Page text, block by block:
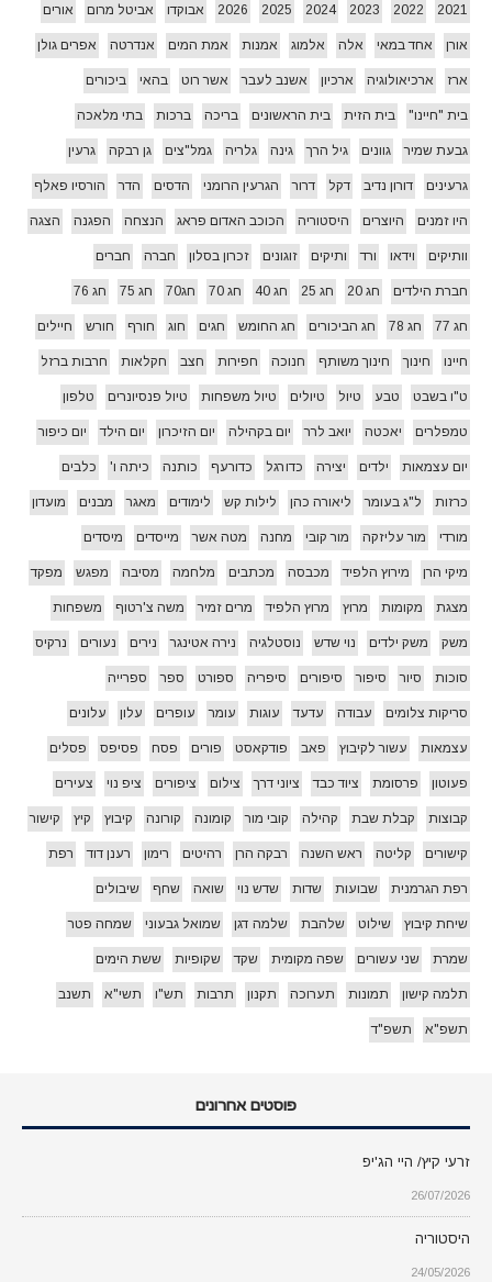
2021
2022
2023
2024
2025
2026 אבוקדו אביטל מרום אורים
אורן אחד במאי אלה אלמוג אמנות אמת המים אנדרטה אפרים גולן
ארז ארכיאולוגיה ארכיון אשנב לעבר אשר רוט בהאי ביכורים
בית "חיינו" בית הזית בית הראשונים בריכה ברכות בתי מלאכה
גבעת שמיר גוונים גיל הרך גינה גלריה גמל"צים גן רבקה גרעין
גרעינים דורון נדיב דקל דרור הגרעין הרומני הדסים הדר הורסיו פאלף
היו זמנים היוצרים היסטוריה הכוכב האדום פראג הנצחה הפגנה הצגה
וותיקים וידאו ורד ותיקים זוגונים זכרון בסלון חברה חברים
חברת הילדים חג 20 חג 25 חג 40 חג 70 חג70 חג 75 חג 76
חג 77 חג 78 חג הביכורים חג החומש חגים חוג חורף חורש חיילים
חיינו חינוך חינוך משותף חנוכה חפירות חצב חקלאות חרבות ברזל
ט"ו בשבט טבע טיול טיולים טיול משפחות טיול פנסיונרים טלפון
טמפלרים יאכטה יואב לרר יום בקהילה יום הזיכרון יום הילד יום כיפור
יום עצמאות ילדים יצירה כדורגל כדורעף כותנה כיתה ו' כלבים
כרזות ל"ג בעומר ליאורה כהן לילות קש לימודים מאגר מבנים מועדון
מורדי מור עליזקה מור קובי מחנה מטה אשר מייסדים מיסדים
מיקי הרן מירוץ הלפיד מכבסה מכתבים מלחמה מסיבה מפגש מפקד
מצגת מקומות מרוץ מרוץ הלפיד מרים זמיר משה צ'רטוף משפחות
משק משק ילדים נוי שדש נוסטלגיה נירה אטינגר נירים נעורים נרקיס
סוכות סיור סיפור סיפורים סיפריה ספורט ספר ספרייה
סריקות צלומים עבודה עדעד עוגות עומר עופרים עלון עלונים
עצמאות עשור לקיבוץ פאב פודקאסט פורים פסח פסיפס פסלים
פעוטון פרסומת ציוד כבד ציוני דרך צילום ציפורים ציפ נוי צעירים
קבוצות קבלת שבת קהילה קובי מור קומונה קורונה קיבוץ קיץ קישור
קישורים קליטה ראש השנה רבקה הרן רהיטים רימון רענן דוד רפת
רפת הגרמנית שבועות שדות שדש נוי שואה שחף שיבולים
שיחת קיבוץ שילוט שלהבת שלמה דגן שמואל גבעוני שמחה פטר
שמרת שני עשורים שפה מקומית שקד שקופיות ששת הימים
תלמה קישון תמונות תערוכה תקנון תרבות תש"ו תשי"א תשנב
תשפ"א תשפ"ד
פוסטים אחרונים
זרעי קיץ/ היי הג'יפ
26/07/2026
היסטוריה
24/05/2026